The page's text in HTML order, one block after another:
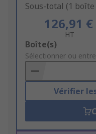
Sous-total (1
126,91 €
HT
Add
to
Basket
Boîte(s)
Sélectionner ou
Vérifier